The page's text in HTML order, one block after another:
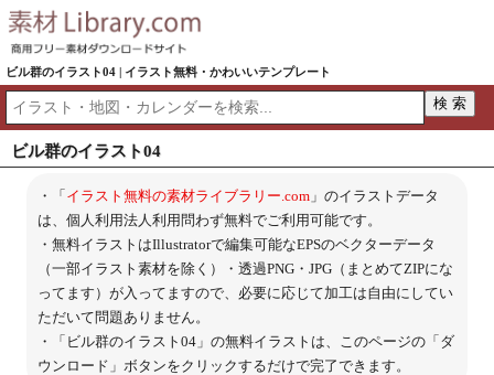
ビル群のイラスト04 | イラスト無料・かわいいテンプレート
ビル群のイラスト04
・「イラスト無料の素材ライブラリー.com」のイラストデータ
は、個人利用法人利用問わず無料でご利用可能です。
・無料イラストはIllustratorで編集可能なEPSのベクターデータ
（一部イラスト素材を除く）・透過PNG・JPG（まとめてZIPにな
ってます）が入ってますので、必要に応じて加工は自由にしてい
ただいて問題ありません。
・「ビル群のイラスト04」の無料イラストは、このページの「ダ
ウンロード」ボタンをクリックするだけで完了できます。